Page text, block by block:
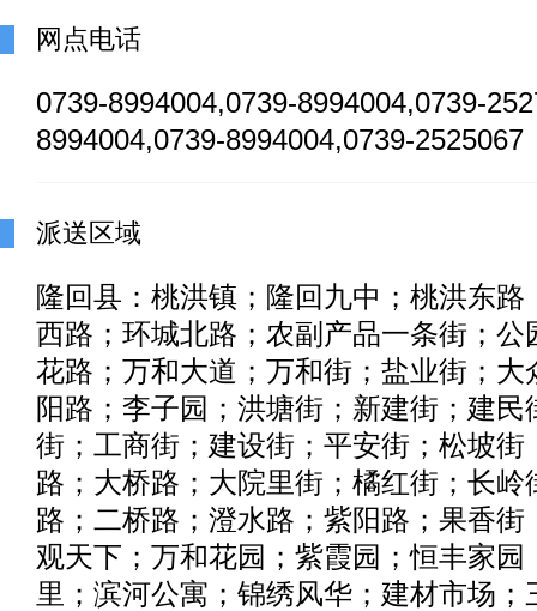
网点电话
0739-8994004,0739-8994004,0739-
8994004,0739-8994004,0739-2525067
派送区域
隆回县：桃洪镇；隆回九中；桃洪东路
西路；环城北路；农副产品一条街；公
花路；万和大道；万和街；盐业街；大
阳路；李子园；洪塘街；新建街；建
街；工商街；建设街；平安街；松坡街
路；大桥路；大院里街；橘红街；长岭
路；二桥路；澄水路；紫阳路；果香街
观天下；万和花园；紫霞园；恒丰家园
里；滨河公寓；锦绣风华；建材市场；